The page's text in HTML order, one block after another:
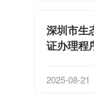
深圳市生
证办理程
2025-08-21